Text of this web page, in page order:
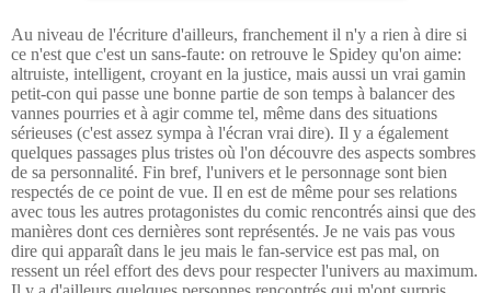
Au niveau de l'écriture d'ailleurs, franchement il n'y a rien à dire si
ce n'est que c'est un sans-faute: on retrouve le Spidey qu'on aime:
altruiste, intelligent, croyant en la justice, mais aussi un vrai gamin
petit-con qui passe une bonne partie de son temps à balancer des
vannes pourries et à agir comme tel, même dans des situations
sérieuses (c'est assez sympa à l'écran vrai dire). Il y a également
quelques passages plus tristes où l'on découvre des aspects sombres
de sa personnalité. Fin bref, l'univers et le personnage sont bien
respectés de ce point de vue. Il en est de même pour ses relations
avec tous les autres protagonistes du comic rencontrés ainsi que des
manières dont ces dernières sont représentés. Je ne vais pas vous
dire qui apparaît dans le jeu mais le fan-service est pas mal, on
ressent un réel effort des devs pour respecter l'univers au maximum.